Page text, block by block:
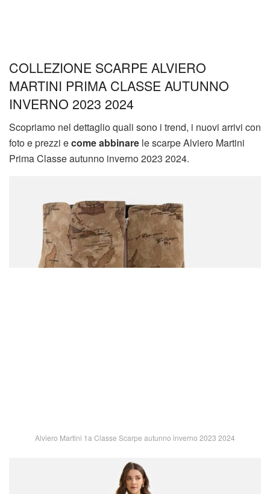
COLLEZIONE SCARPE ALVIERO
MARTINI PRIMA CLASSE AUTUNNO
INVERNO 2023 2024
Scopriamo nel dettaglio quali sono i trend, i nuovi arrivi con
foto e prezzi ecome abbinare le scarpe Alviero Martini
Prima Classe autunno inverno 2023 2024.
Alviero Martini 1a Classe Scarpe autunno inverno 2023 2024